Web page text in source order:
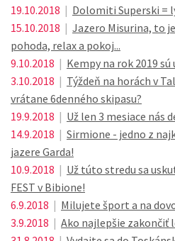
19.10.2018 | Dolomiti Superski =
15.10.2018 | Jazero Misurina, to
pohoda, relax a pokoj...
9.10.2018 | Kempy na rok 2019 sú
3.10.2018 | Týždeň na horách v
vrátane 6denného skipasu?
19.9.2018 | Už len 3 mesiace nás
14.9.2018 | Sirmione - jedno z
jazere Garda!
10.9.2018 | Už túto stredu sa
FEST v Bibione!
6.9.2018 | Milujete šport a na
3.9.2018 | Ako najlepšie zakončiť